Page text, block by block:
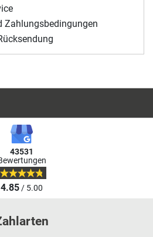
Zahlungsbedingungen
43531
4.85/ 5.00